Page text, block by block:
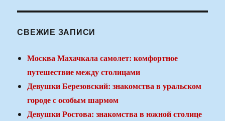
СВЕЖИЕ ЗАПИСИ
Москва Махачкала самолет: комфортное
путешествие между столицами
Девушки Березовский: знакомства в уральском
городе с особым шармом
Девушки Ростова: знакомства в южной столице